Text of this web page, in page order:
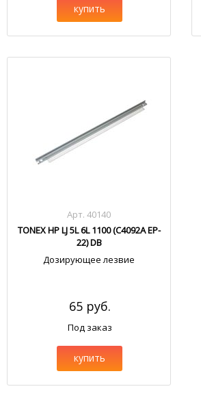
купить
Арт. 40140
TONEX HP LJ 5L 6L 1100 (C4092A EP-
22) DB
Дозирующее лезвие
65 руб.
Под заказ
купить